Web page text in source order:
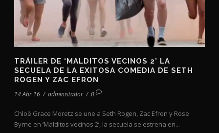
TRÁILER DE ‘MALDITOS VECINOS 2’ LA
SECUELA DE LA EXITOSA COMEDIA DE SETH
ROGEN Y ZAC EFRON
14 Abr 16 / administador / 0
Chloë Grace Moretz se une a Seth Rogen, Zac Efron y Rose
Byrne en ‘Malditos vecinos 2’, la secuela se estrena en...